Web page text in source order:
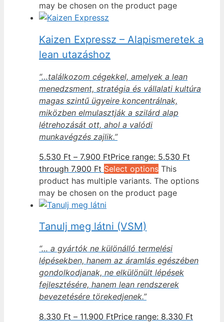
may be chosen on the product page
Kaizen Expressz – Alapismeretek a
lean utazáshoz
“…találkozom cégekkel, amelyek a lean
menedzsment, stratégia és vállalati kultúra
magas szintű ügyeire koncentrálnak,
miközben elmulasztják a szilárd alap
létrehozását ott, ahol a valódi
munkavégzés zajlik.”
5.530 Ft – 7.900 FtPrice range: 5.530 Ft
through 7.900 Ft Select options This
product has multiple variants. The options
may be chosen on the product page
Tanulj meg látni (VSM)
“… a gyártók ne különálló termelési
lépésekben, hanem az áramlás egészében
gondolkodjanak, ne elkülönült lépések
fejlesztésére, hanem lean rendszerek
bevezetésére törekedjenek.”
8.330 Ft – 11.900 FtPrice range: 8.330 Ft